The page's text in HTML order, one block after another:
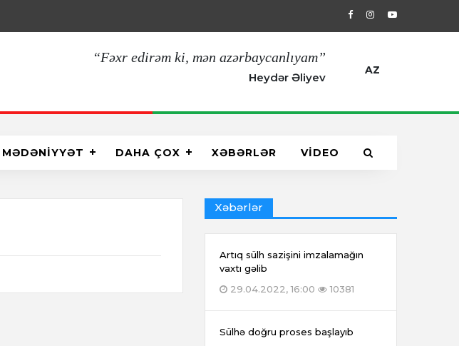
Çankaya
“Fəxr edirəm ki, mən azərbaycanlıyam”
Heydər Əliyev
AZ
MƏDƏNİYYƏT DAHA ÇOX XƏBƏRLƏR VİDEO
Xəbərlər
Artıq sülh sazişini imzalamağın
vaxtı gəlib
29.04.2022, 16:00
10381
Sülhə doğru proses başlayıb